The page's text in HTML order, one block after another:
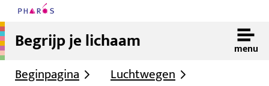
Begrijp je lichaam menu
Beginpagina Luchtwegen